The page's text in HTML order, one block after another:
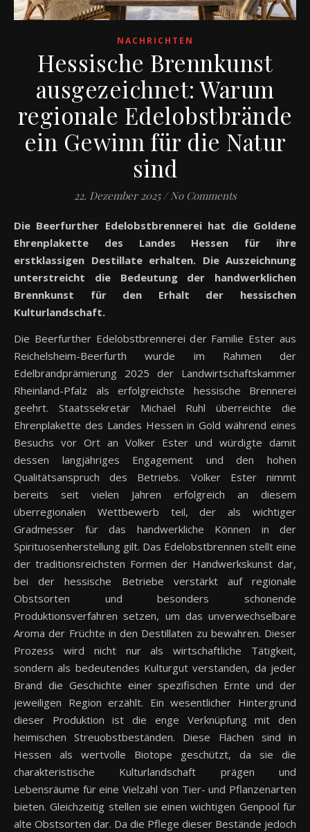
NACHRICHTEN
Hessische Brennkunst
ausgezeichnet: Warum
regionale Edelobstbrände
ein Gewinn für die Natur
sind
22. Dezember 2025 / No Comments
Die Beerfurther Edelobstbrennerei hat die Goldene
Ehrenplakette des Landes Hessen für ihre
erstklassigen Destillate erhalten. Die Auszeichnung
unterstreicht die Bedeutung der handwerklichen
Brennkunst für den Erhalt der hessischen
Kulturlandschaft.
Die Beerfurther Edelobstbrennerei der Familie Ester aus
Reichelsheim-Beerfurth wurde im Rahmen der
Edelbrandprämierung 2025 der Landwirtschaftskammer
Rheinland-Pfalz als erfolgreichste hessische Brennerei
geehrt. Staatssekretär Michael Ruhl überreichte die
Ehrenplakette des Landes Hessen in Gold während eines
Besuchs vor Ort an Volker Ester und würdigte damit
dessen langjähriges Engagement und den hohen
Qualitätsanspruch des Betriebs. Volker Ester nimmt
bereits seit vielen Jahren erfolgreich an diesem
überregionalen Wettbewerb teil, der als wichtiger
Gradmesser für das handwerkliche Können in der
Spirituosenherstellung gilt. Das Edelobstbrennen stellt eine
der traditionsreichsten Formen der Handwerkskunst dar,
bei der hessische Betriebe verstärkt auf regionale
Obstsorten und besonders schonende
Produktionsverfahren setzen, um das unverwechselbare
Aroma der Früchte in den Destillaten zu bewahren. Dieser
Prozess wird nicht nur als wirtschaftliche Tätigkeit,
sondern als bedeutendes Kulturgut verstanden, da jeder
Brand die Geschichte einer spezifischen Ernte und der
jeweiligen Region erzählt. Ein wesentlicher Hintergrund
dieser Produktion ist die enge Verknüpfung mit den
heimischen Streuobstbeständen. Diese Flächen sind in
Hessen als wertvolle Biotope geschützt, da sie die
charakteristische Kulturlandschaft prägen und
Lebensräume für eine Vielzahl von Tier- und Pflanzenarten
bieten. Gleichzeitig stellen sie einen wichtigen Genpool für
alte Obstsorten dar. Da die Pflege dieser Bestände jedoch